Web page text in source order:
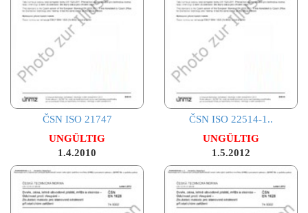
ČSN ISO 21747
UNGÜLTIG
1.4.2010
ČSN ISO 22514-1..
UNGÜLTIG
1.5.2012